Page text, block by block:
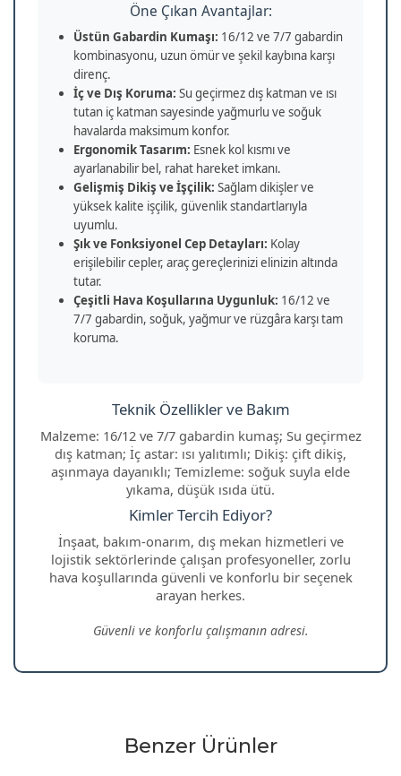
Öne Çıkan Avantajlar:
Üstün Gabardin Kumaşı: 16/12 ve 7/7 gabardin
kombinasyonu, uzun ömür ve şekil kaybına karşı
direnç.
İç ve Dış Koruma: Su geçirmez dış katman ve ısı
tutan iç katman sayesinde yağmurlu ve soğuk
havalarda maksimum konfor.
Ergonomik Tasarım: Esnek kol kısmı ve
ayarlanabilir bel, rahat hareket imkanı.
Gelişmiş Dikiş ve İşçilik: Sağlam dikişler ve
yüksek kalite işçilik, güvenlik standartlarıyla
uyumlu.
Şık ve Fonksiyonel Cep Detayları: Kolay
erişilebilir cepler, araç gereçlerinizi elinizin altında
tutar.
Çeşitli Hava Koşullarına Uygunluk: 16/12 ve
7/7 gabardin, soğuk, yağmur ve rüzgâra karşı tam
koruma.
Teknik Özellikler ve Bakım
Malzeme: 16/12 ve 7/7 gabardin kumaş; Su geçirmez
dış katman; İç astar: ısı yalıtımlı; Dikiş: çift dikiş,
aşınmaya dayanıklı; Temizleme: soğuk suyla elde
yıkama, düşük ısıda ütü.
Kimler Tercih Ediyor?
İnşaat, bakım-onarım, dış mekan hizmetleri ve
lojistik sektörlerinde çalışan profesyoneller, zorlu
hava koşullarında güvenli ve konforlu bir seçenek
arayan herkes.
Güvenli ve konforlu çalışmanın adresi.
Benzer Ürünler